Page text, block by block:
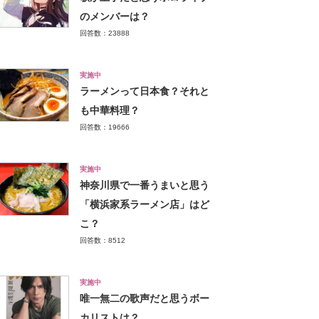
のメンバーは？
回答数：23888
実施中
ラーメンって日本食？それと
も中華料理？
回答数：19666
実施中
神奈川県で一番うまいと思う
「横浜家系ラーメン店」はど
こ？
回答数：8512
実施中
唯一無二の歌声だと思うボー